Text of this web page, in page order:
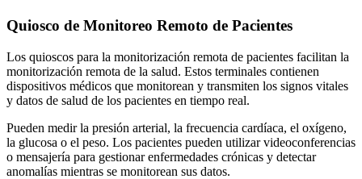
Quiosco de Monitoreo Remoto de Pacientes
Los quioscos para la monitorización remota de pacientes facilitan la
monitorización remota de la salud. Estos terminales contienen
dispositivos médicos que monitorean y transmiten los signos vitales
y datos de salud de los pacientes en tiempo real.
Pueden medir la presión arterial, la frecuencia cardíaca, el oxígeno,
la glucosa o el peso. Los pacientes pueden utilizar videoconferencias
o mensajería para gestionar enfermedades crónicas y detectar
anomalías mientras se monitorean sus datos.